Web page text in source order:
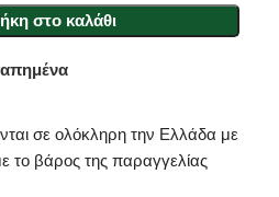
στο καλάθι
σε ολόκληρη την Ελλάδα με
το βάρος της παραγγελίας